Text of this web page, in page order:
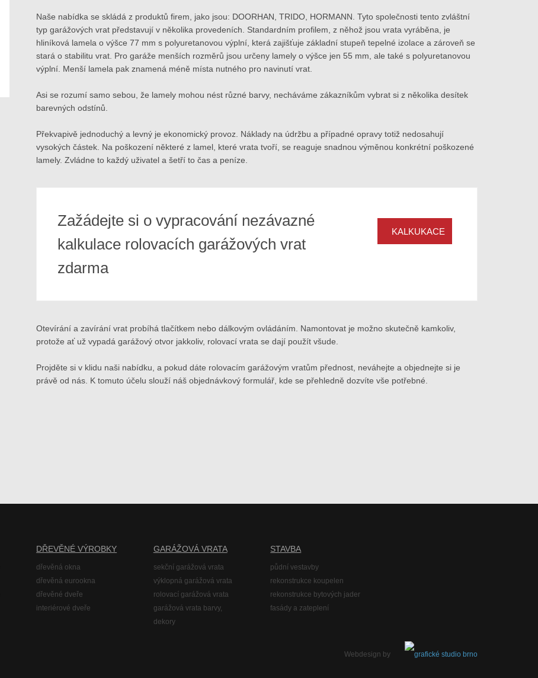
Naše nabídka se skládá z produktů firem, jako jsou: DOORHAN, TRIDO, HORMANN. Tyto společnosti tento zvláštní
typ garážových vrat představují v několika provedeních. Standardním profilem, z něhož jsou vrata vyráběna, je
hliníková lamela o výšce 77 mm s polyuretanovou výplní, která zajišťuje základní stupeň tepelné izolace a zároveň se
stará o stabilitu vrat. Pro garáže menších rozměrů jsou určeny lamely o výšce jen 55 mm, ale také s polyuretanovou
výplní. Menší lamela pak znamená méně místa nutného pro navinutí vrat.
Asi se rozumí samo sebou, že lamely mohou nést různé barvy, necháváme zákazníkům vybrat si z několika desítek
barevných odstínů.
Překvapivě jednoduchý a levný je ekonomický provoz. Náklady na údržbu a případné opravy totiž nedosahují
vysokých částek. Na poškození některé z lamel, které vrata tvoří, se reaguje snadnou výměnou konkrétní poškozené
lamely. Zvládne to každý uživatel a šetří to čas a peníze.
KALKUKACE
Zažádejte si o vypracování nezávazné
kalkulace rolovacích garážových vrat
zdarma
Otevírání a zavírání vrat probíhá tlačítkem nebo dálkovým ovládáním. Namontovat je možno skutečně kamkoliv,
protože ať už vypadá garážový otvor jakkoliv, rolovací vrata se dají použít všude.
Projděte si v klidu naši nabídku, a pokud dáte rolovacím garážovým vratům přednost, neváhejte a objednejte si je
právě od nás. K tomuto účelu slouží náš objednávkový formulář, kde se přehledně dozvíte vše potřebné.
DŘEVĚNÉ VÝROBKY
dřevěná okna
dřevěná eurookna
dřevěné dveře
interiérové dveře
GARÁŽOVÁ VRATA
sekční garážová vrata
výklopná garážová vrata
rolovací garážová vrata
garážová vrata barvy,
dekory
STAVBA
půdní vestavby
rekonstrukce koupelen
rekonstrukce bytových jader
fasády a zateplení
Webdesign by